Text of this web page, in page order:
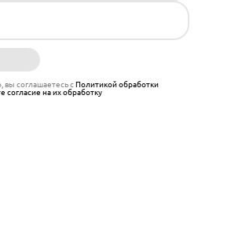
вы соглашаетесь сПолитикой обработки
согласие на их обработку